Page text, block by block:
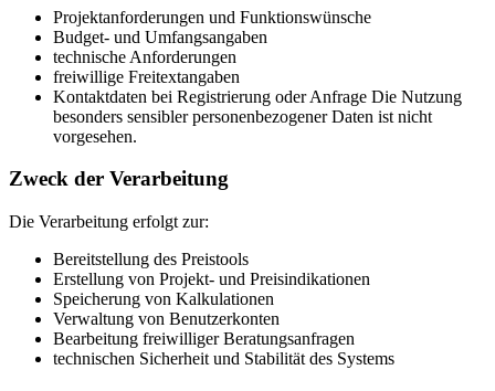
Projektanforderungen und Funktionswünsche
Budget- und Umfangsangaben
technische Anforderungen
freiwillige Freitextangaben
Kontaktdaten bei Registrierung oder Anfrage Die Nutzung
besonders sensibler personenbezogener Daten ist nicht
vorgesehen.
Zweck der Verarbeitung
Die Verarbeitung erfolgt zur:
Bereitstellung des Preistools
Erstellung von Projekt- und Preisindikationen
Speicherung von Kalkulationen
Verwaltung von Benutzerkonten
Bearbeitung freiwilliger Beratungsanfragen
technischen Sicherheit und Stabilität des Systems